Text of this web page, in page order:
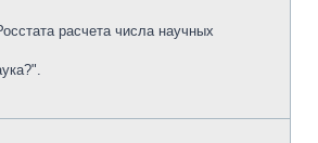
расчета числа научных